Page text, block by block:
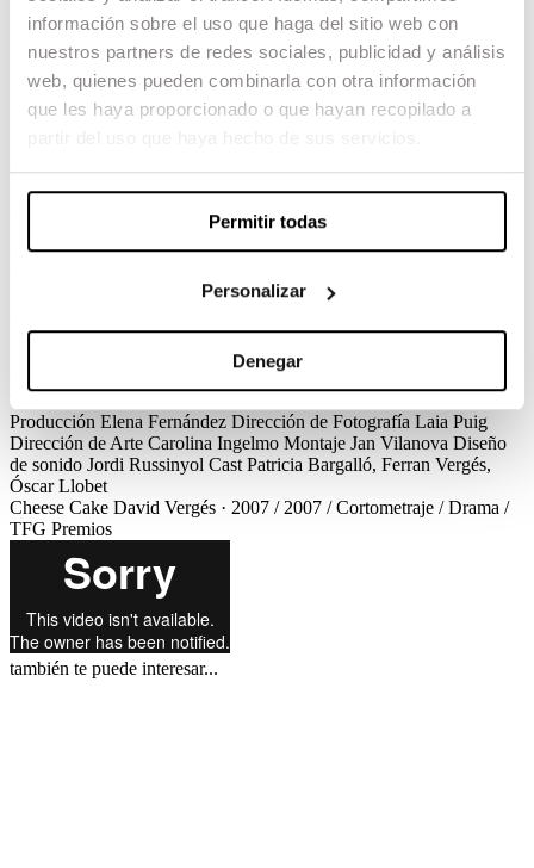
información sobre el uso que haga del sitio web con
nuestros partners de redes sociales, publicidad y análisis
web, quienes pueden combinarla con otra información
que les haya proporcionado o que hayan recopilado a
Permitir todas
Personalizar
Denegar
Cheese Cake
David Vergés / 2007 / Cortometraje / Drama / TFG
Una noche cualquiera. Dos personas perdidas… en una gran ciudad.
noche, después del regreso de ella de un viaje de unos meses, se
un juego, en apariencia inofensivo, pero que poco a poco se irá
complicando: jugar a ser otros, a ser dos personas totalmente
sentimientos y emociones escondidas y quizás también un nuevo
David Vergés · 2007 / 2007 / Cortometraje / Drama /
TFG
Producción Elena Fernández Dirección de Fotografía Laia Puig
Dirección de Arte Carolina Ingelmo Montaje Jan Vilanova Diseño
de sonido Jordi Russinyol Cast Patricia Bargalló, Ferran Vergés,
Óscar Llobet
Cheese Cake David Vergés · 2007 / 2007 / Cortometraje / Drama /
TFG Premios
también te puede interesar...